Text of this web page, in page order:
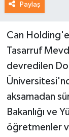
Paylaş
Can
Tasarruf
devredilen
aksamadan
Bakanlığı ve
öğretmenler